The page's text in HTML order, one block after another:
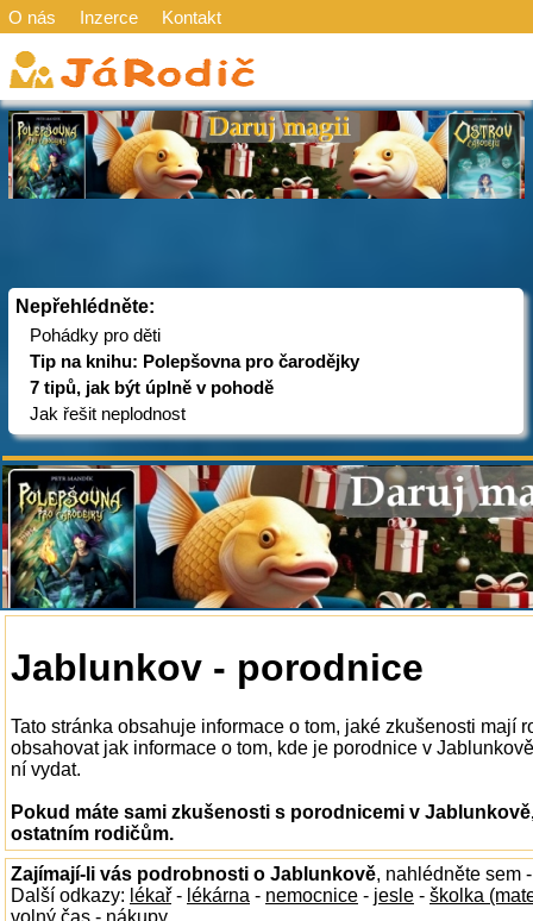
O nás Inzerce Kontakt
Nepřehlédněte:
Pohádky pro děti
Tip na knihu: Polepšovna pro čarodějky
7 tipů, jak být úplně v pohodě
Jak řešit neplodnost
Jablunkov - porodnice
Tato stránka obsahuje informace o tom, jaké zkušenosti mají
obsahovat jak informace o tom, kde je porodnice v
ní vydat.
Pokud máte sami zkušenosti s porodnicemi v
ostatním rodičům.
Zajímají-li vás podrobnosti o Jablunkově, nahlédněte sem
Další odkazy: lékař - lékárna - nemocnice - jesle - školka
volný čas - nákupy